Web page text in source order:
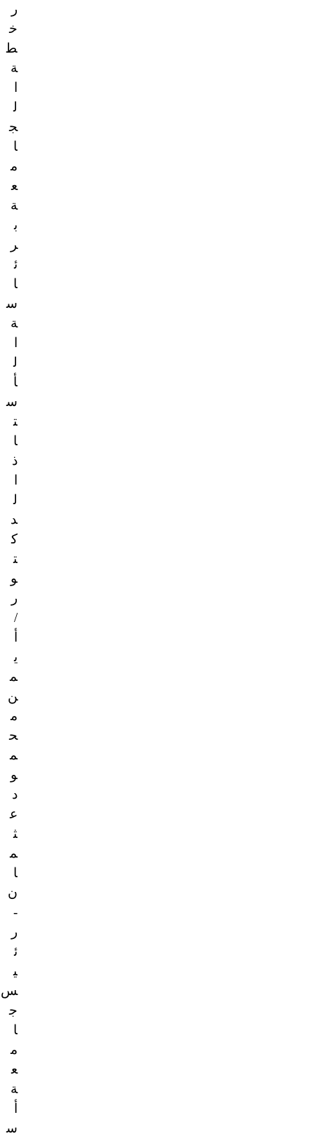
ر
خ
ط
ة
ا
ل
ج
ا
م
ع
ة
ب
ر
ئ
ا
س
ة
ا
ل
أ
س
ت
ا
ذ
ا
ل
د
ك
ت
و
ر
/
أ
ي
م
ن
م
ح
م
و
د
ع
ث
م
ا
ن
-
ر
ئ
ي
س
ج
ا
م
ع
ة
أ
س